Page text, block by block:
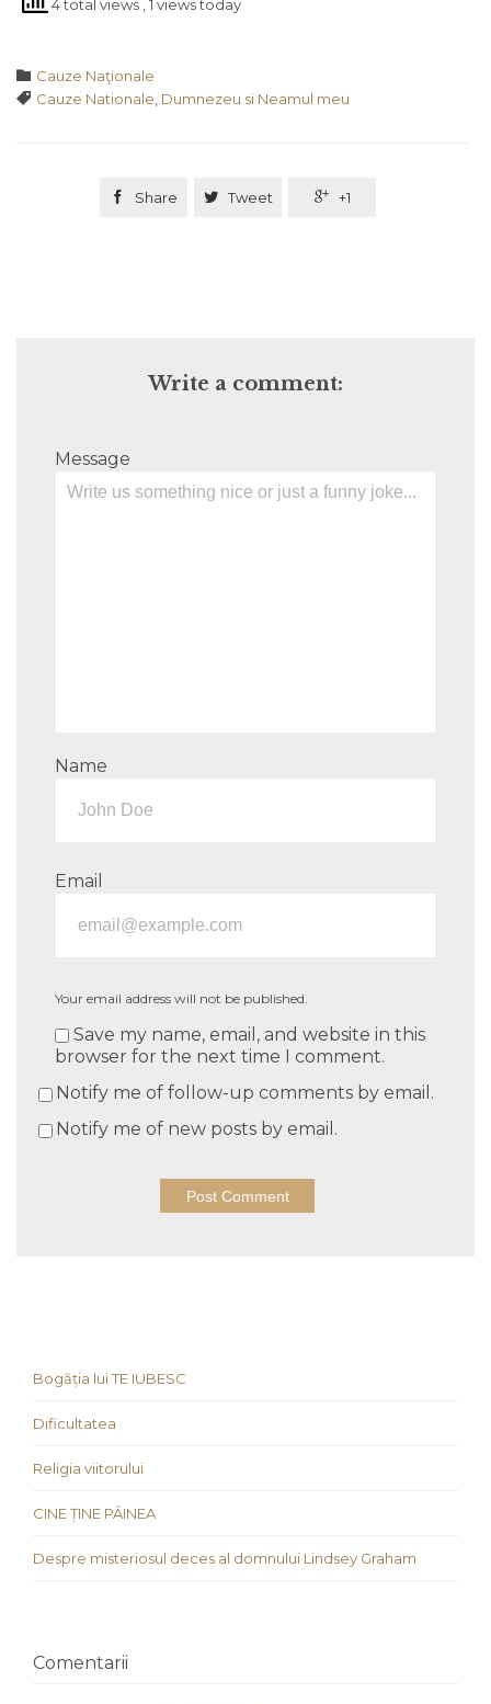
4 total views , 1 views today
 Category
Cauze Naţionale
 Tags
Cauze Nationale Dumnezeu si Neamul meu
 Share  Tweet  +1
Write a comment:
Message
Name
Email
Your email address will not be published.
Save my name, email, and website in this
browser for the next time I comment.
Notify me of follow-up comments by email.
Notify me of new posts by email.
Bogăția lui TE IUBESC
Dificultatea
Religia viitorului
CINE ȚINE PÂINEA
Despre misteriosul deces al domnului Lindsey Graham
Comentarii